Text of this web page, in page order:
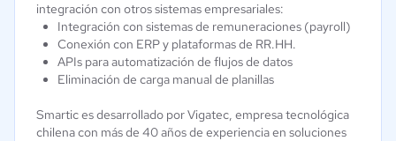
integración con otros sistemas empresariales:
Integración con sistemas de remuneraciones (payroll)
Conexión con ERP y plataformas de RR.HH.
APIs para automatización de flujos de datos
Eliminación de carga manual de planillas
Smartic es desarrollado por Vigatec, empresa tecnológica
chilena con más de 40 años de experiencia en soluciones